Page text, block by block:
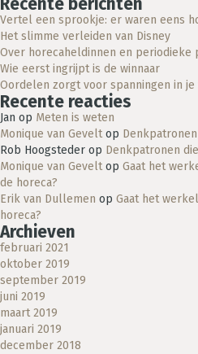
Recente berichten
Vertel een sprookje: er waren eens
Het slimme verleiden van Disney
Over horecaheldinnen en periodieke
Wie eerst ingrijpt is de winnaar
Oordelen zorgt voor spanningen in je
Recente reacties
Jan op Meten is weten
Monique van Geveltop
Rob Hoogsteder op Denkpatronen
Monique van Geveltop Gaat het
de horeca?
Erik van Dullemen op Gaat het
horeca?
Archieven
februari 2021
oktober 2019
september 2019
juni 2019
maart 2019
januari 2019
december 2018